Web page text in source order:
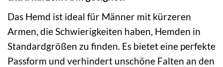
Das Hemd ist ideal für Männer mit kürzeren
Armen, die Schwierigkeiten haben, Hemden in
Standardgrößen zu finden. Es bietet eine perfekte
Passform und verhindert unschöne Falten an den